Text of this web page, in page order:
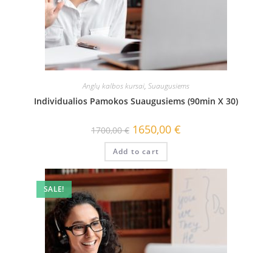
Anglų kalbos kursai, Suaugusiems
Individualios Pamokos Suaugusiems (90min X 30)
1700,00€ 1650,00 €
Add to cart
SALE!